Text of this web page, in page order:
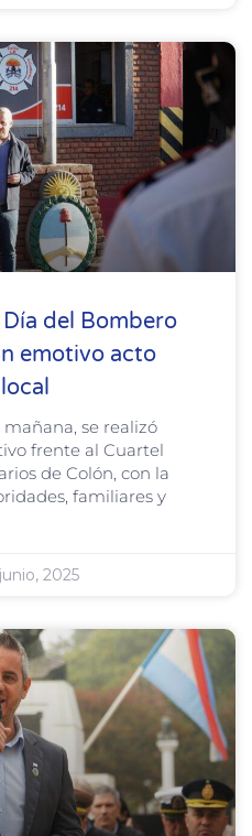
del Bombero
emotivo acto
se realizó
frente al Cuartel
de Colón, con la
familiares y
2025